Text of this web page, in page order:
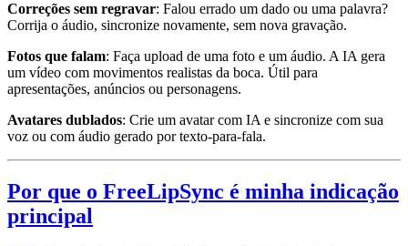
Correções sem regravar: Falou errado um dado ou uma palavra?
Corrija o áudio, sincronize novamente, sem nova gravação.
Fotos que falam: Faça upload de uma foto e um áudio. A IA gera
um vídeo com movimentos realistas da boca. Útil para
apresentações, anúncios ou personagens.
Avatares dublados: Crie um avatar com IA e sincronize com sua
voz ou com áudio gerado por texto-para-fala.
Por que o FreeLipSync é minha indicação
principal